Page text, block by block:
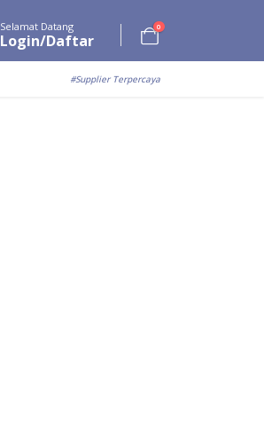
Selamat Datang
Login/Daftar
0
#Supplier Terpercaya